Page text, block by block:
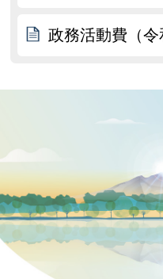
政務活動費（